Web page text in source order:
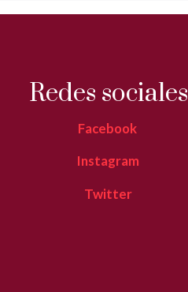
Redes sociales
Facebook
Instagram
Twitter